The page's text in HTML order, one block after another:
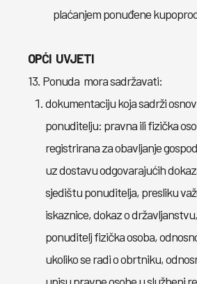
plaćanjem ponuđene
OPĆI UVJETI
13. Ponuda mora sadržavati:
dokumentaciju koja sadrži
ponuditelju: pravna ili fizička
registrirana za obavljanje
uz dostavu odgovarajućih
sjedištu ponuditelja, presliku
iskaznice, dokaz o
ponuditelj fizička osoba,
ukoliko se radi o obrtniku,